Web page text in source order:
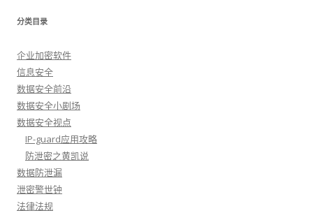
分类目录
企业加密软件
信息安全
数据安全前沿
数据安全小剧场
数据安全视点
IP-guard应用攻略
防泄密之黄凯说
数据防泄漏
泄密警世钟
法律法规